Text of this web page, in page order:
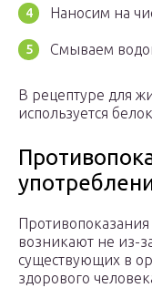
Наносим на
Смываем
В рецептуре для
используется
возникают не из-
существующих в
здорового